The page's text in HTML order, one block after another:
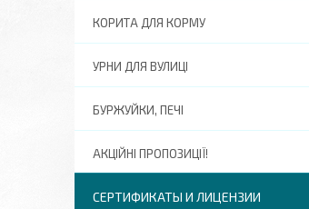
КОРИТА ДЛЯ КОРМУ
УРНИ ДЛЯ ВУЛИЦІ
БУРЖУЙКИ, ПЕЧІ
АКЦІЙНІ ПРОПОЗИЦІЇ!
СЕРТИФИКАТЫ И ЛИЦЕНЗИИ